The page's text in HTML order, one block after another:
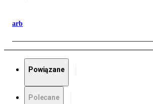
arb
Powiązane
Polecane